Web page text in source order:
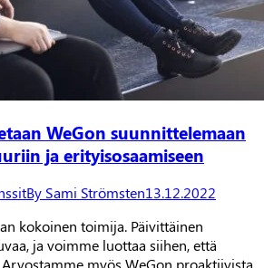
WeGon suunnittelemaan
ja erityisosaamiseen
By Sami Strömsten13.12.2022
kokoinen toimija. Päivittäinen
ja voimme luottaa siihen, että